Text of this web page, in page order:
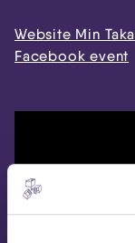
Website Min Taka
Facebook event